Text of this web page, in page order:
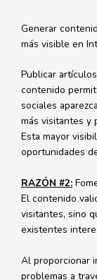
Generar
más visible en
Publicar
contenido
sociales
más visitantes y
Esta mayor
oportunidades
RAZÓN #2:
El contenido
visitantes, sino
existentes
Al proporcionar
problemas a